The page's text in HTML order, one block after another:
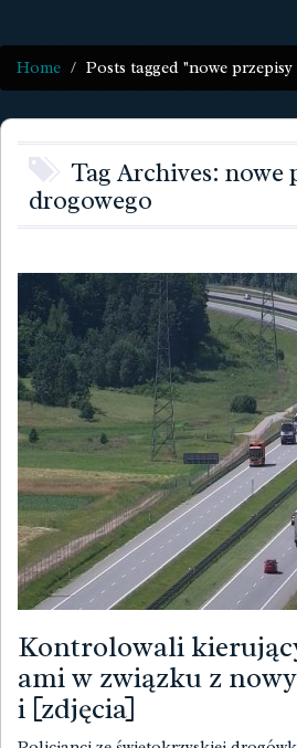
Home Posts tagged "nowe
Tag Archives: nowe
drogowego
Kontrolowali
ami w związku z
i [zdjęcia]